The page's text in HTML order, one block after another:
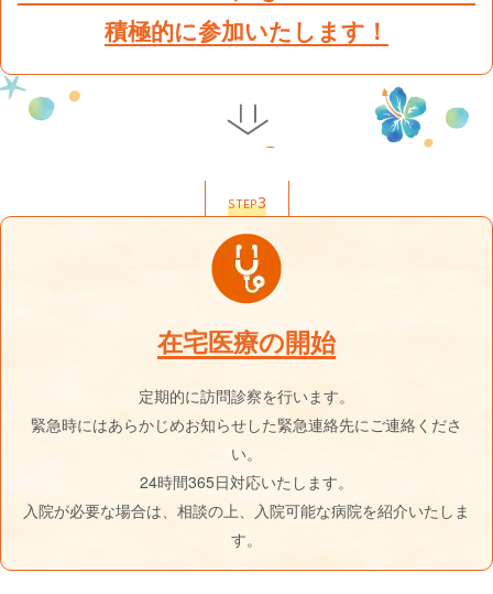
積極的に参加いたします！
STEP3
在宅医療の開始
定期的に訪問診察を行います。
緊急時にはあらかじめお知らせした緊急連絡先にご連絡くださ
い。
24時間365日対応いたします。
入院が必要な場合は、相談の上、入院可能な病院を紹介いたしま
す。